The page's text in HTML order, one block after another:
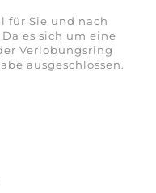
für Sie und nach
es sich um eine
Verlobungsring
ausgeschlossen.